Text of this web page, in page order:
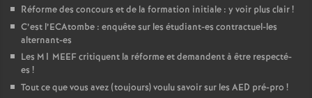
Réforme des concours et de la formation initiale : y voir plus clair!
C’est l’ECAtombe : enquête sur les étudiant-es contractuel-les
alternant-es
Les M1 MEEFcritiquent la réforme et demandent à être respecté-
es !
Tout ce que vous avez (toujours) voulu savoir sur les AED pré-pro !